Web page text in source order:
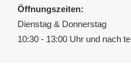
Öffnungszeiten:
Dienstag & Donnerstag
10:30 - 13:00 Uhr und nach